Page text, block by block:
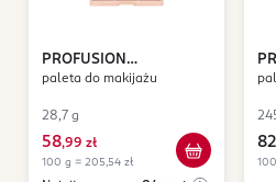
PROFUSION
COSMETICS Full Face
Radiance
paleta do makijażu
28,7 g
58,99 zł
100 g = 205,54 zł
82